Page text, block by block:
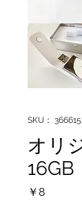
SKU：
オリ
16GB
￥8価